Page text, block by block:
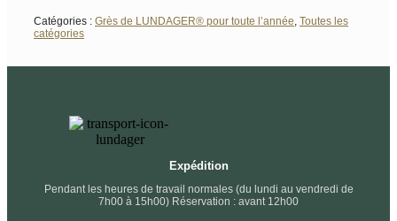
Catégories : Grès de LUNDAGER® pour toute l’année Toutes les
catégories
Expédition
Pendant les heures de travail normales (du lundi au vendredi de
7h00 à 15h00) Réservation : avant 12h00